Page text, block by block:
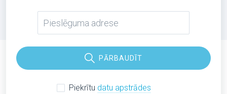
PĀRBAUDĪT
Piekrītu datu apstrādes